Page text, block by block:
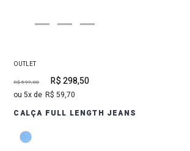
OUTLET
R$ 597,00 R$ 298,50
5 R$ 59,70
CALÇA FULL LENGTH JEANS